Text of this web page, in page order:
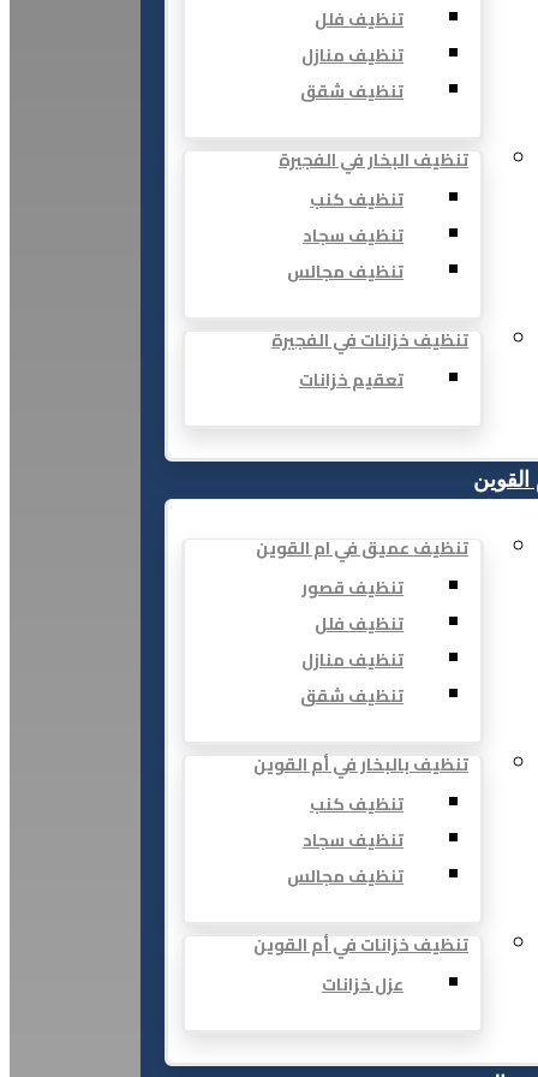
تنظيف فلل
تنظيف منازل
تنظيف شقق
تنظيف البخار في الفجيرة
تنظيف كنب
تنظيف سجاد
تنظيف مجالس
تنظيف خزانات في الفجيرة
تعقيم خزانات
القوين
تنظيف عميق في ام القوين
تنظيف قصور
تنظيف فلل
تنظيف منازل
تنظيف شقق
تنظيف بالبخار في أم القوين
تنظيف كنب
تنظيف سجاد
تنظيف مجالس
تنظيف خزانات في أم القوين
عزل خزانات